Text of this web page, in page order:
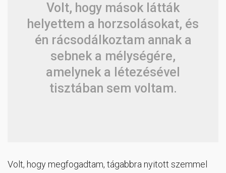
Volt, hogy mások látták
helyettem a horzsolásokat, és
én rácsodálkoztam annak a
sebnek a mélységére,
amelynek a létezésével
tisztában sem voltam.
Volt, hogy megfogadtam, tágabbra nyitott szemmel